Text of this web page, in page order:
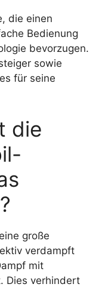
die einen
Bedienung
bevorzugen.
sowie
für seine
die
große
verdampft
mit
Dies verhindert